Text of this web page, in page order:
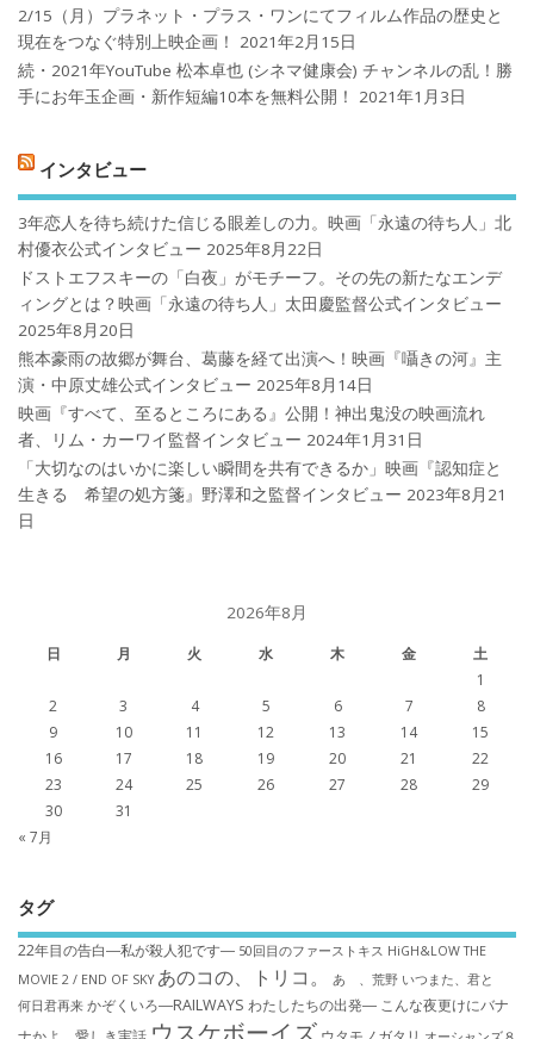
2/15（月）プラネット・プラス・ワンにてフィルム作品の歴史と
現在をつなぐ特別上映企画！
2021年2月15日
続・2021年YouTube 松本卓也 (シネマ健康会) チャンネルの乱！勝
手にお年玉企画・新作短編10本を無料公開！
2021年1月3日
インタビュー
3年恋人を待ち続けた信じる眼差しの力。映画「永遠の待ち人」北
村優衣公式インタビュー 2025年8月22日
ドストエフスキーの「白夜」がモチーフ。その先の新たなエンデ
ィングとは？映画「永遠の待ち人」太田慶監督公式インタビュー
2025年8月20日
熊本豪雨の故郷が舞台、葛藤を経て出演へ！映画『囁きの河』主
演・中原丈雄公式インタビュー 2025年8月14日
映画『すべて、至るところにある』公開！神出鬼没の映画流れ
者、リム・カーワイ監督インタビュー 2024年1月31日
「大切なのはいかに楽しい瞬間を共有できるか」映画『認知症と
生きる 希望の処方箋』野澤和之監督インタビュー 2023年8月21
日
2026年8月
日 月 火 水 木 金
土
1
2
3 4 5 6 7
8
9
10 11 12 13 14
15
16
17 18 19 20 21
22
23
24 25 26 27 28
29
30
31
« 7月
タグ
22年目の告白―私が殺人犯です― 50回目のファーストキス HiGH&LOW THE
MOVIE 2 / END OF SKY あのコの、トリコ。 あゝ、荒野 いつまた、君と
何日君再来 かぞくいろ―RAILWAYS わたしたちの出発― こんな夜更けにバナ
ウスケボーイズ